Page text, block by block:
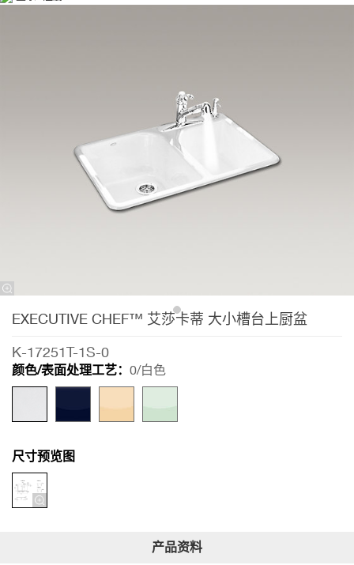
EXECUTIVE CHEF™ 艾莎卡蒂 大小槽台上厨盆
K-17251T-1S-0
颜色/表面处理工艺： 0/白色
尺寸预览图